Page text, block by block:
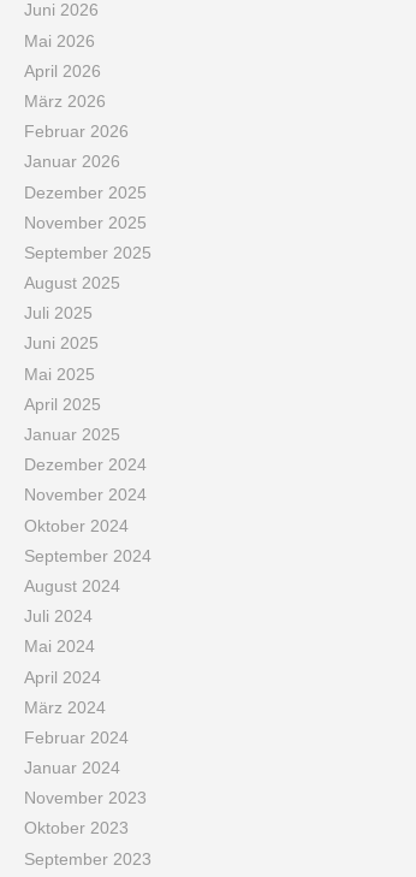
Juni 2026
Mai 2026
April 2026
März 2026
Februar 2026
Januar 2026
Dezember 2025
November 2025
September 2025
August 2025
Juli 2025
Juni 2025
Mai 2025
April 2025
Januar 2025
Dezember 2024
November 2024
Oktober 2024
September 2024
August 2024
Juli 2024
Mai 2024
April 2024
März 2024
Februar 2024
Januar 2024
November 2023
Oktober 2023
September 2023